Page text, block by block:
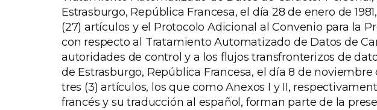
Estrasburgo, República Francesa, el día 28 de enero de
(27) artículos y el Protocolo Adicional al Convenio para la
con respecto al Tratamiento Automatizado de Datos de
autoridades de control y a los flujos transfronterizos de
de Estrasburgo, República Francesa, el día 8 de noviembre
tres (3) artículos, los que como Anexos I y II,
francés y su traducción al español, forman parte de la